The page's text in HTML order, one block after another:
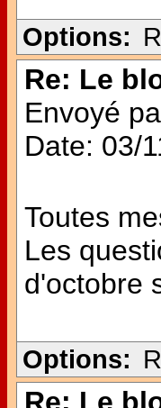
Options:
Re: Le
Envoyé
Date: 03/
Toutes
Les
d'octobre
Options: